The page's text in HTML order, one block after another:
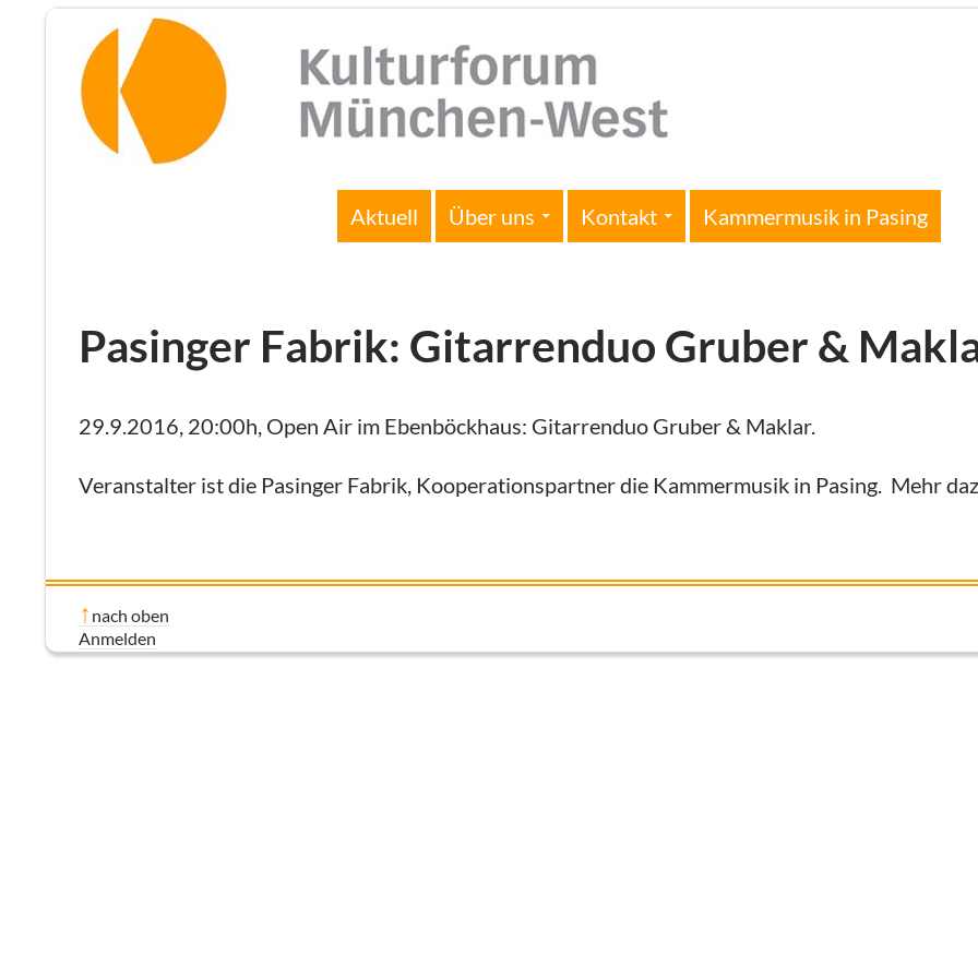
Aktuell Über uns Kontakt Kammermusik in Pasing
Pasinger Fabrik: Gitarrenduo Gruber &
29.9.2016, 20:00h, Open Air im Ebenböck­haus: Gitarrenduo Gruber & Maklar.
Veranstalter ist die Pasinger Fabrik, Kooperationspartner die Kammermusik in Pasing. Mehr
nach oben
Anmelden